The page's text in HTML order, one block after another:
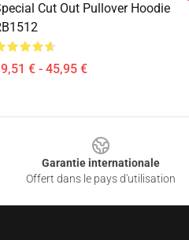
Cut Out Pullover Hoodie
€ - 45,95 €
Garantie internationale
Offert dans le pays d'utilisation